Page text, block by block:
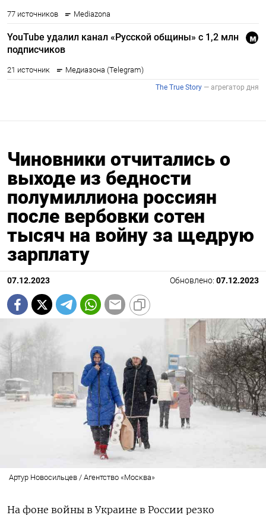
Чиновники отчитались о
выходе из бедности
полумиллиона россиян
после вербовки сотен
тысяч на войну за щедрую
зарплату
07.12.2023 Обновлено: 07.12.2023
Артур Новосильцев / Агентство «Москва»
На фоне войны в Украине в России резко